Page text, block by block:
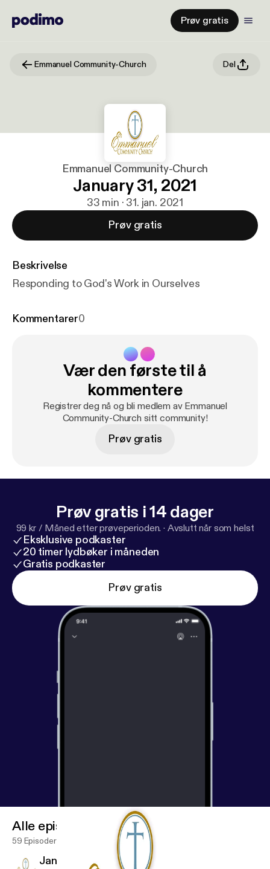
Prøv gratis
Emmanuel Community-Church Del
Emmanuel Community-Church
January 31, 2021
33 min · 31. jan. 2021
Prøv gratis
Beskrivelse
Responding to God's Work in Ourselves
Kommentarer0
Vær den første til å
kommentere
Registrer deg nå og bli medlem av Emmanuel
Community-Church sitt community!
Prøv gratis
Prøv gratis i 14 dager
99 kr / Måned etter prøveperioden. · Avslutt når som helst
Eksklusive podkaster
20 timer lydbøker i måneden
Gratis podkaster
Prøv gratis
Alle episoder
59 Episoder
January 31, 2021